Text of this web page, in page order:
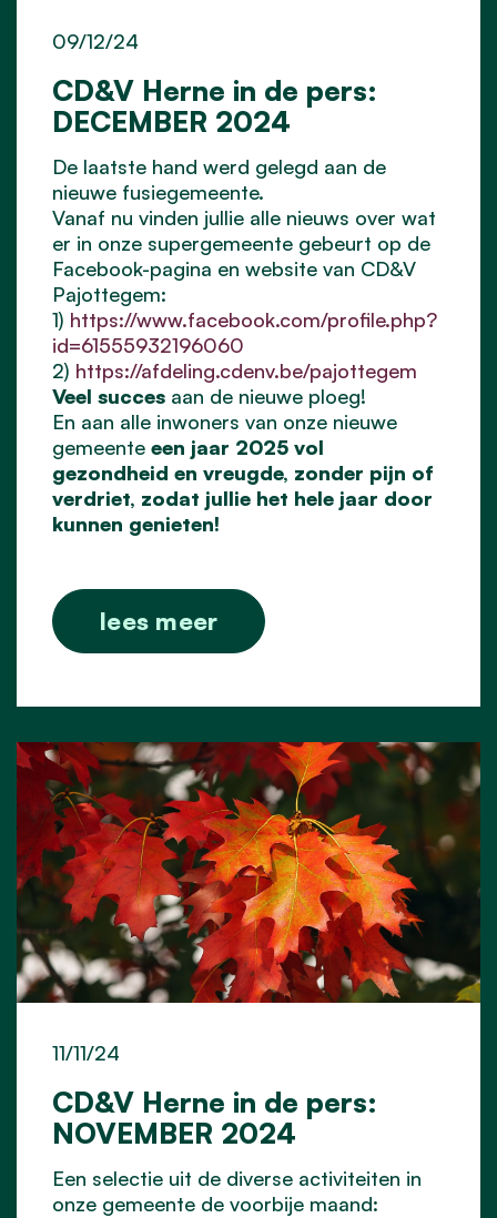
CD&V Herne in de pers:
DECEMBER 2024
09/12/24
De laatste hand werd gelegd aan de
nieuwe fusiegemeente.
Vanaf nu vinden jullie alle nieuws over wat
er in onze supergemeente gebeurt op de
Facebook-pagina en website van CD&V
Pajottegem:
1) https://www.facebook.com/profile.php?
id=61555932196060
2) https://afdeling.cdenv.be/pajottegem
Veel succes aan de nieuwe ploeg!
En aan alle inwoners van onze nieuwe
gemeente een jaar 2025 vol
gezondheid en vreugde, zonder pijn of
verdriet, zodat jullie het hele jaar door
kunnen genieten!
lees meer
CD&V Herne in de pers:
NOVEMBER 2024
11/11/24
Een selectie uit de diverse activiteiten in
onze gemeente de voorbije maand: